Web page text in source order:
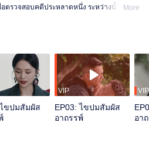
ตรวจสอบคดีประหลาดหนึ่ง ระหว่างนั้นเขาMore
ขปมสัมผัส
VIP
EP03: ไขปมสัมผัส
อาถรรพ์
VIP
อา